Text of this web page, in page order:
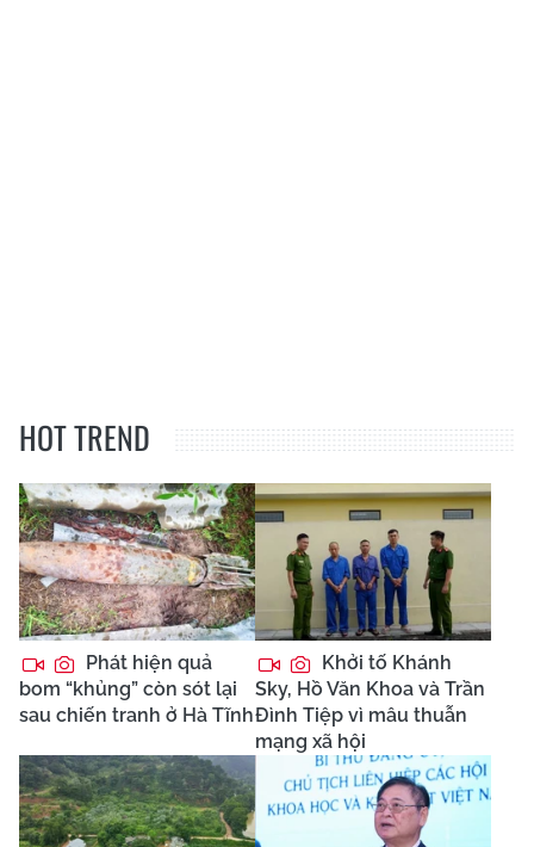
HOT TREND
Phát hiện quả
bom “khủng” còn sót lại
sau chiến tranh ở Hà Tĩnh
Khởi tố Khánh
Sky, Hồ Văn Khoa và Trần
Đình Tiệp vì mâu thuẫn
mạng xã hội